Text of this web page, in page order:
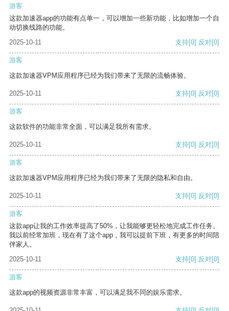
游客
这款加速器app的功能有点单一，可以增加一些新功能，比如增加一个自
动切换线路的功能。
2025-10-11
支持[0] 反对[0]
游客
这款加速器VPM应用程序已经为我们带来了无限的流畅体验。
2025-10-11 支持[0] 反对[0]
游客
这款软件的功能非常全面，可以满足我所有需求。
2025-10-11 支持[0] 反对[0]
游客
这款加速器VPM应用程序已经为我们带来了无限的隐私和自由。
2025-10-11 支持[0] 反对[0]
游客
这款app让我的工作效率提高了50%，让我能够更轻松地完成工作任务。
我以前经常加班，现在有了这个app，我可以提前下班，有更多的时间陪
伴家人。
2025-10-11
支持[0] 反对[0]
游客
这款app的视频资源非常丰富，可以满足我不同的娱乐需求。